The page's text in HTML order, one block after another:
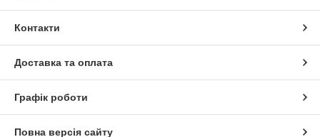
Контакти
Доставка та оплата
Графік роботи
Повна версія сайту